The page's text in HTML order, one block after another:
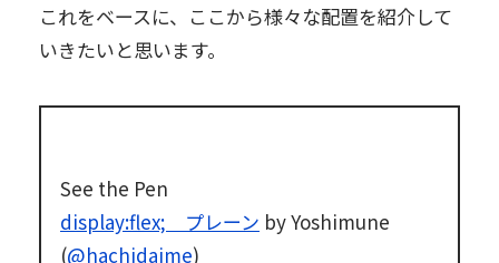
これをベースに、ここから様々な配置を紹介して
いきたいと思います。
See the Pen
display:flex; プレーン by Yoshimune
(@hachidaime)